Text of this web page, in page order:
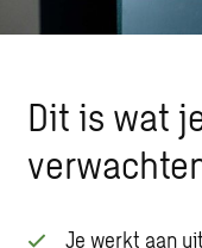
Dit is wat
Je werkt aan